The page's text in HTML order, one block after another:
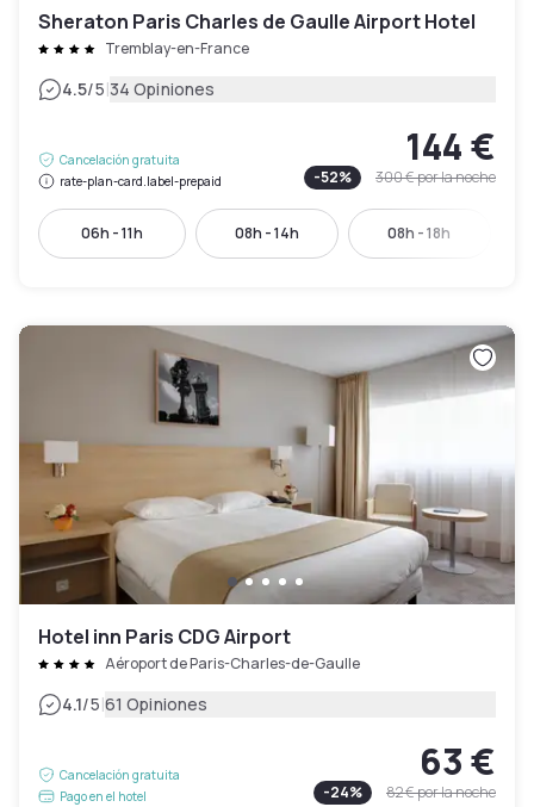
Sheraton Paris Charles de Gaulle Airport Hotel
Tremblay-en-France
4.5/5|34 Opiniones
Cancelación gratuita
rate-plan-card.label-prepaid
144 €
-52% 300 €por la noche
06h - 11h 08h - 14h 08h - 18h
Hotel inn Paris CDG Airport
Aéroport de Paris-Charles-de-Gaulle
4.1/5|61 Opiniones
Cancelación gratuita
Pago en el hotel
63 €
-24% 82 €por la noche